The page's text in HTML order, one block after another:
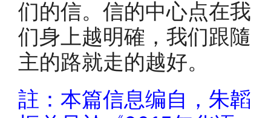
们的信。信的中心点在我
们身上越明確，我们跟隨
主的路就走的越好。
註：本篇信息编自，朱韜